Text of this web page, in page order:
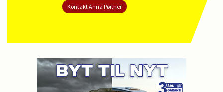
Kontakt Anna Pørtner